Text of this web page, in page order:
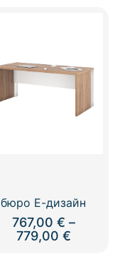
бюро Е-дизайн
767,00 € –
779,00 €Price